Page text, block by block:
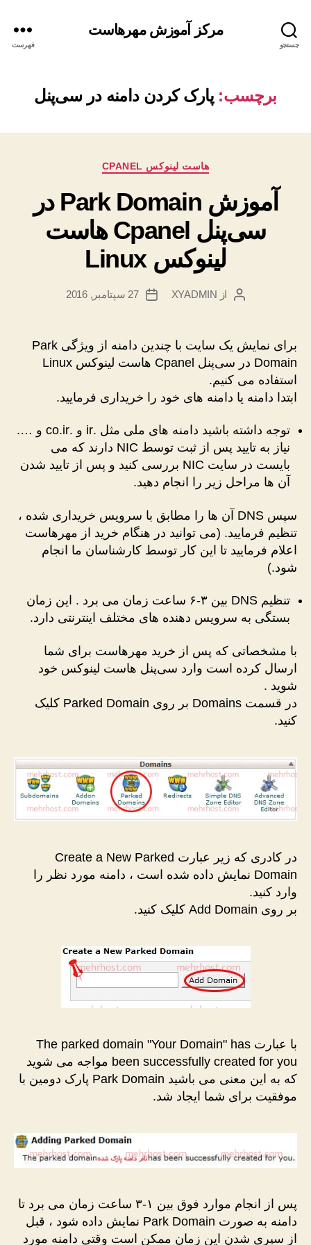
جستجو
مرکز آموزش مهرهاست
فهرست
برچسب: پارک کردن دامنه در سی‌پنل
دسته‌هاهاست لینوکس CPANEL
آموزش Park Domain در
سی‌پنل Cpanel هاست
لینوکس Linux
نویسندهٔ
از XYADMIN
تاریخ27 سپتامبر, 2016
برای نمایش یک سایت با چندین دامنه از ویژگی Park
Domain در سی‌پنل Cpanel هاست لینوکس Linux
استفاده می کنیم.
ابتدا دامنه یا دامنه های خود را خریداری فرمایید.
توجه داشته باشید دامنه های ملی مثل .ir و .co.ir و ….
نیاز به تایید پس از ثبت توسط NIC دارند که می
بایست در سایت NIC بررسی کنید و پس از تایید شدن
آن ها مراحل زیر را انجام دهید.
سپس DNS آن ها را مطابق با سرویس خریداری شده ،
تنظیم فرمایید. (می توانید در هنگام خرید از مهرهاست
اعلام فرمایید تا این کار توسط کارشناسان ما انجام
شود.)
تنظیم DNS بین ۳-۶ ساعت زمان می برد . این زمان
بستگی به سرویس دهنده های مختلف اینترنتی دارد.
با مشخصاتی که پس از خرید مهرهاست برای شما
ارسال کرده است وارد سی‌پنل هاست لینوکس خود
شوید .
در قسمت Domains بر روی Parked Domain کلیک
کنید.
در کادری که زیر عبارت Create a New Parked
Domain نمایش داده شده است ، دامنه مورد نظر را
وارد کنید.
بر روی Add Domain کلیک کنید.
با عبارت The parked domain "Your Domain" has
been successfully created for you مواجه می شوید
که به این معنی می باشید Park Domain پارک دومین با
موفقیت برای شما ایجاد شد.
پس از انجام موارد فوق بین ۱-۳ ساعت زمان می برد تا
دامنه به صورت Park Domain نمایش داده شود ، قبل
از سپری شدن این زمان ممکن است وقتی دامنه مورد